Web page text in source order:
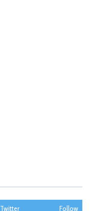
Twitter Follow